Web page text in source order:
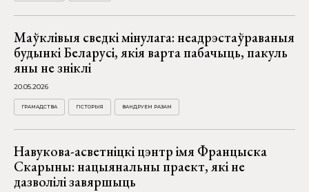
Маўклівыя сведкі мінулага: неадрэстаўраваныя
будынкі Беларусі, якія варта пабачыць, пакуль
яны не зніклі
20.05.2026
ГРАМАДСТВА ГІСТОРЫЯ ВАНДРУЕМ РАЗАМ
Навукова-асветніцкі цэнтр імя Францыска
Скарыны: нацыянальны праект, які не
дазволілі завяршыць